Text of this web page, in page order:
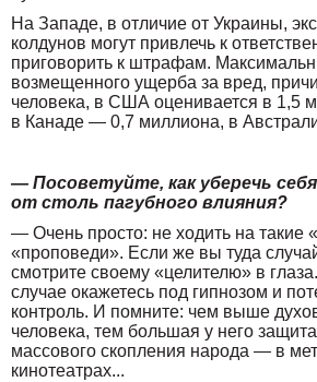
На Западе, в отличие от Украины,
колдунов могут привлечь к
приговорить к штрафам.
возмещенного ущерба за вред,
человека, в США оценивается в 1,5
в Канаде — 0,7 миллиона, в
— Посоветуйте, как уберечь
от столь пагубного влияния?
— Очень просто: не ходить на такие
«проповеди». Если же вы туда
смотрите своему «целителю» в
случае окажетесь под гипнозом и
контроль. И помните: чем выше
человека, тем большая у него
массового скопления народа — в
кинотеатрах...